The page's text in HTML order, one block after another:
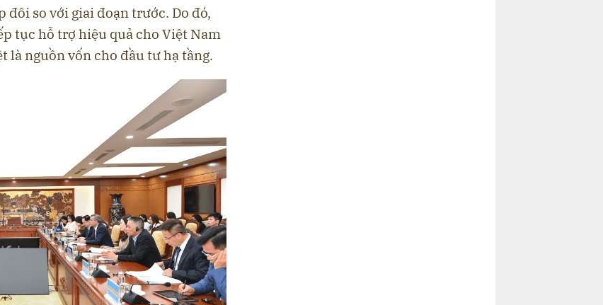
đôi so với giai đoạn trước. Do đó,
tục hỗ trợ hiệu quả cho Việt Nam
là nguồn vốn cho đầu tư hạ tầng.